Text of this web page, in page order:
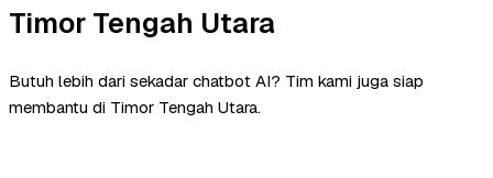
Timor Tengah Utara
Butuh lebih dari sekadar chatbot AI? Tim kami juga siap
membantu di Timor Tengah Utara.